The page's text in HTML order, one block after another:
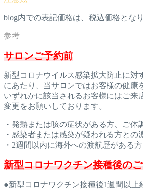
blog内での表記価格は、税込価格となり
サロンご予約前
新型コロナウイルス感染拡大防止に対
にあた り、当サロンではお客様の健康
いずれかに該当されるお客様にはご来
変更をお願いしてお ります。
・発熱または咳の症状がある方、ご体
・感染者または感染が疑われる方との
・2週間以内に海外への渡航歴がある方
新型コロナワクチン接種後の
●新型コロナワクチン接種後1週間以上